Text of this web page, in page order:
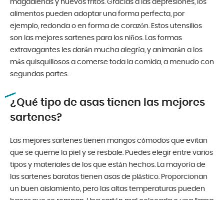
magdalenas y huevos fritos. Gracias a las depresiones, los
alimentos pueden adoptar una forma perfecta, por
ejemplo, redonda o en forma de corazón. Estos utensilios
son las mejores sartenes para los niños. Las formas
extravagantes les darán mucha alegría, y animarán a los
más quisquillosos a comerse toda la comida, a menudo con
segundas partes.
¿Qué tipo de asas tienen las mejores
sartenes?
Las mejores sartenes tienen mangos cómodos que evitan
que se queme la piel y se resbale. Puedes elegir entre varios
tipos y materiales de los que están hechos. La mayoría de
las sartenes baratas tienen asas de plástico. Proporcionan
un buen aislamiento, pero las altas temperaturas pueden